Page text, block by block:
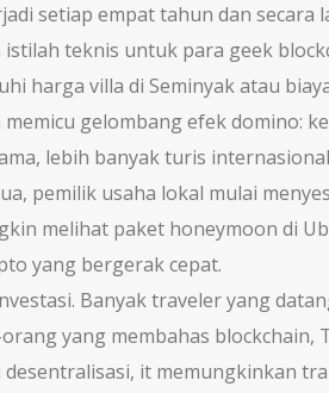
setiap empat tahun dan secara
istilah teknis untuk para geek
harga villa di Seminyak atau
memicu gelombang efek
lebih banyak turis
pemilik usaha lokal mulai
melihat paket honeymoon di
yang bergerak cepat.
Banyak traveler yang
yang membahas blockchain,
, it memungkinkan